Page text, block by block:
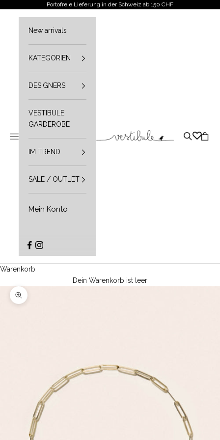
Zum Inhalt springenPortofreie Lieferung in der Schweiz ab 150 CHF
Vestibule
Navigationsmenü öffnen Suche
New arrivals
KATEGORIEN
DESIGNERS
VESTIBULE
GARDEROBE
IM TREND
SALE / OUTLET
Mein Konto
Warenkorb
Dein Warenkorb ist leer
Bild vergrößern